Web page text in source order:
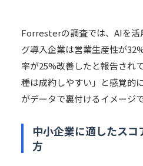
Forresterの調査では、AIを活
グ導入企業は営業生産性が
率が25%改善したと報告され
種は成約しやすい」と感覚的
がデータで裏付けるイメージで
中小企業に適したス
方